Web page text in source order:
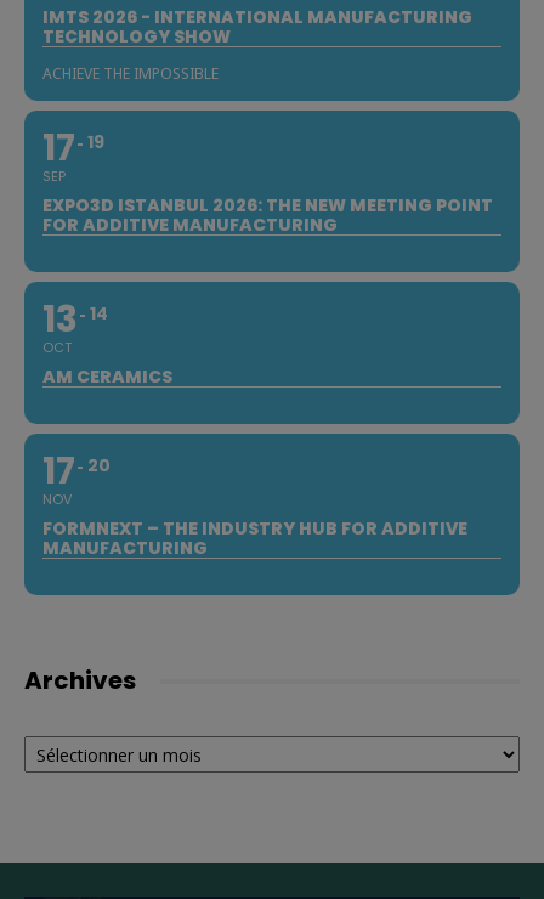
IMTS 2026 - INTERNATIONAL MANUFACTURING
TECHNOLOGY SHOW
ACHIEVE THE IMPOSSIBLE
17
SEP
19
EXPO3D ISTANBUL 2026: THE NEW MEETING POINT
FOR ADDITIVE MANUFACTURING
13
OCT
14
AM CERAMICS
17
NOV
20
FORMNEXT – THE INDUSTRY HUB FOR ADDITIVE
MANUFACTURING
Archives
Archives